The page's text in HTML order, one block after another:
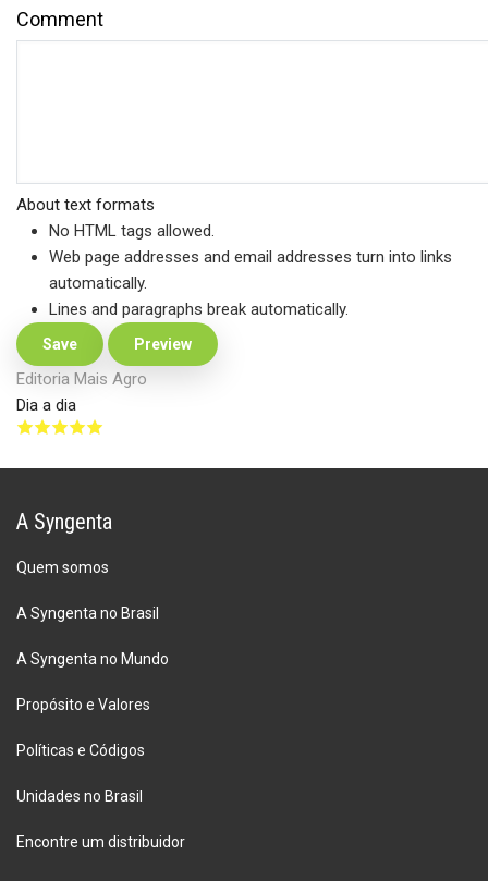
Comment
About text formats
No HTML tags allowed.
Web page addresses and email addresses turn into links
automatically.
Lines and paragraphs break automatically.
Editoria Mais Agro
Dia a dia
A Syngenta
Quem somos
A Syngenta no Brasil
A Syngenta no Mundo
Propósito e Valores
Políticas e Códigos
Unidades no Brasil
Encontre um distribuidor